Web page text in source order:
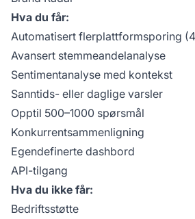
Hva du får:
Automatisert flerplattformsporing
Avansert stemmeandelanalyse
Sentimentanalyse med kontekst
Sanntids- eller daglige varsler
Opptil 500–1000 spørsmål
Konkurrentsammenligning
Egendefinerte dashbord
API-tilgang
Hva du ikke får:
Bedriftsstøtte